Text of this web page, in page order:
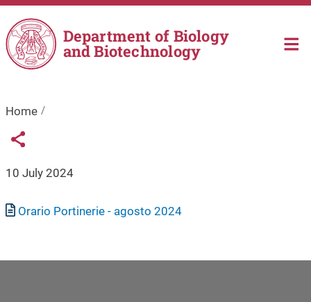
Skip to main content
Department of Biology
and Biotechnology
Home
Links condivisione social
Share button
10 July 2024
Document
Orario Portinerie - agosto 2024